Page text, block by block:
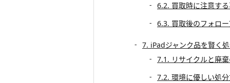
6.2. 買取時に注意す
6.3. 買取後のフォロ
7. iPadジャンク品を賢く
7.1. リサイクルと廃
7.2. 環境に優しい処